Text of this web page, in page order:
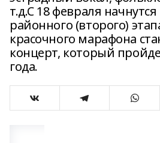
т.д.С 18 февраля
районного (второго)
красочного марафона
концерт, который
года.